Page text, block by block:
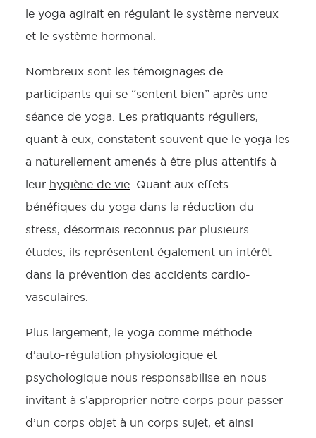
le yoga agirait en régulant le système nerveux
et le système hormonal.
Nombreux sont les témoignages de
participants qui se “sentent bien” après une
séance de yoga. Les pratiquants réguliers,
quant à eux, constatent souvent que le yoga les
a naturellement amenés à être plus attentifs à
leur hygiène de vie . Quant aux effets
bénéfiques du yoga dans la réduction du
stress, désormais reconnus par plusieurs
études, ils représentent également un intérêt
dans la prévention des accidents cardio-
vasculaires.
Plus largement, le yoga comme méthode
d’auto-régulation physiologique et
psychologique nous responsabilise en nous
invitant à s’approprier notre corps pour passer
d’un corps objet à un corps sujet, et ainsi